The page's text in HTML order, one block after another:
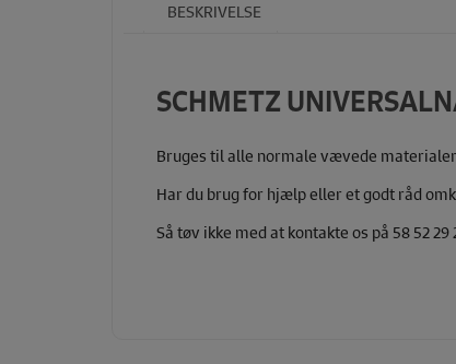
BESKRIVELSE
SCHMETZ
Bruges til alle normale vævede
Har du brug for hjælp eller et godt råd
Så tøv ikke med at kontakte os på 58 52